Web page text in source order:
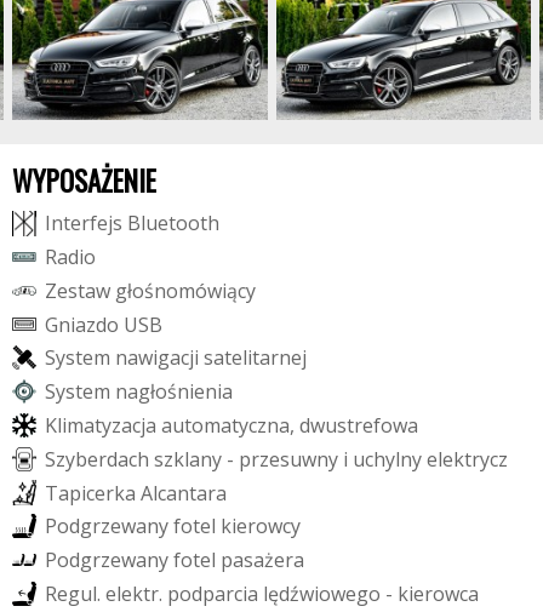
WYPOSAŻENIE
Interfejs Bluetooth
Radio
Zestaw głośnomówiący
Gniazdo USB
System nawigacji satelitarnej
System nagłośnienia
Klimatyzacja automatyczna, dwustrefowa
Szyberdach szklany - przesuwny i uchylnyelektrycz
Tapicerka Alcantara
Podgrzewanyfotel kierowcy
Podgrzewanyfotel pasażera
Regul. elektr. podparcia lędźwiowego - kierowca